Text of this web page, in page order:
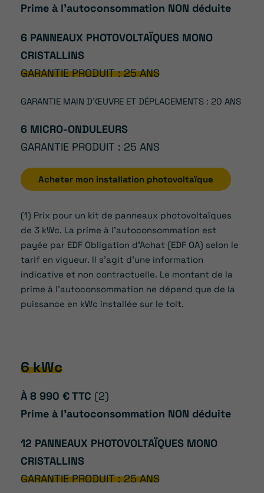
Prime à l’autoconsommation NON déduite
6 PANNEAUX PHOTOVOLTAÏQUES MONO
CRISTALLINS
GARANTIE PRODUIT : 25 ANS
GARANTIE MAIN D’ŒUVRE ET DÉPLACEMENTS : 20 ANS
6 MICRO-ONDULEURS
GARANTIE PRODUIT : 25 ANS
Acheter mon installation photovoltaïque
(1) Prix pour un kit de panneaux photovoltaïques
de 3 kWc. La prime à l’autoconsommation est
payée par EDF Obligation d’Achat (EDF OA) selon le
tarif en vigueur. Il s’agit d’une information
indicative et non contractuelle. Le montant de la
prime à l’autoconsommation ne dépend que de la
puissance en kWc installée sur le toit.
6 kWc
À 8 990 € TTC (2)
Prime à l’autoconsommation NON déduite
12 PANNEAUX PHOTOVOLTAÏQUES MONO
CRISTALLINS
GARANTIE PRODUIT : 25 ANS